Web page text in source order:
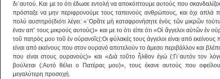
δι΄αυτού. Και με το ότι έδωσε εντολή να αποκόπτουμε αυτούς που
πρόσταξε να μην περιφρονούμε τους ταπεινούς ανθρώπους, και όχι απλά
πολύ αυστηρό(διότι λέγει: «῾Ορᾶτε μὴ καταφρονήσητε ἑνὸς τῶν μικρῶν
έναν απ’ τους μικρούς αυτούς)» και με το ότι είπε ότι «Οἱ ἄγγελοι αὐτῶν ἐν
τοῦ πατρός μου τοῦ ἐν οὐρανοῖς(:Οι φύλακές τους άγγελοι είναι από
είναι από εκείνους που στον ουρανό αποτελούν το άμεσο περιβάλλον και
που είναι στους ουρανούς)» και «Διὰ τοῦτο ἦλθον ἐγώ (:Γι΄αυτόν τον
βούλεται (:Αυτό θέλει ο Πατέρας μου)», τους έκανε αυτούς που
μεγαλύτερη προσοχή.